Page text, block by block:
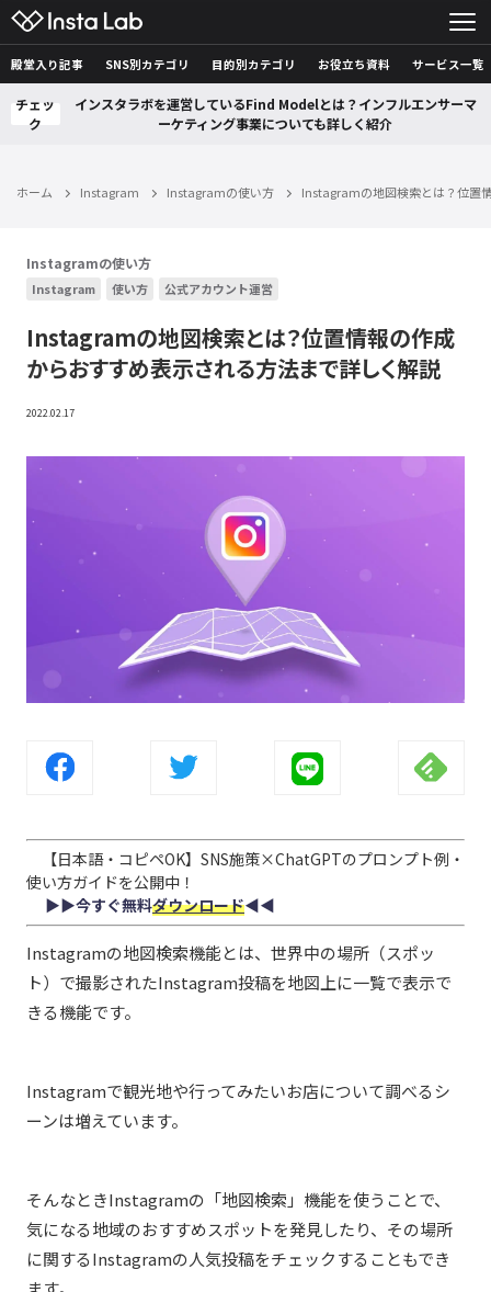
殿堂入り記事 SNS別カテゴリ 目的別カテゴリ お役立ち資料 サービス一覧
チェッ
ク
インスタラボを運営しているFind Modelとは？インフルエンサーマ
ーケティング事業についても詳しく紹介
ホーム Instagram Instagramの使い方 Instagramの地図検索とは？位置
Instagramの使い方
Instagram 使い方 公式アカウント運営
Instagramの地図検索とは？位置情報の作成
からおすすめ表示される方法まで詳しく解説
2022.02.17
【日本語・コピペOK】SNS施策×ChatGPTのプロンプト例・
使い方ガイドを公開中！
▶︎▶︎今すぐ無料ダウンロード◀︎◀︎
Instagramの地図検索機能とは、世界中の場所（スポッ
ト）で撮影されたInstagram投稿を地図上に一覧で表示で
きる機能です。
Instagramで観光地や行ってみたいお店について調べるシ
ーンは増えています。
そんなときInstagramの「地図検索」機能を使うことで、
気になる地域のおすすめスポットを発見したり、その場所
に関するInstagramの人気投稿をチェックすることもでき